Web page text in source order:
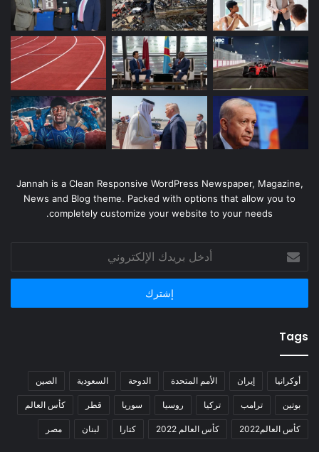
Jannah is a Clean Responsive WordPress Newspaper, Magazine,
News and Blog theme. Packed with options that allow you to
completely customize your website to your needs.
أدخل
بريدك
الإلكتروني
Tags
أوكرانيا إيران الأمم المتحدة الدوحة السعودية الصين
بوتين ترامب تركيا روسيا سوريا قطر كأس العالم
كأس العالم2022 كأس العالم 2022 كتارا لبنان مصر